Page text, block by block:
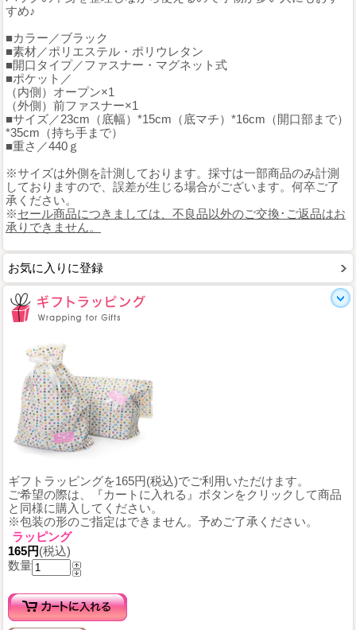
すめ♪
■カラー／ブラック
■素材／ポリエステル・ポリウレタン
■開口タイプ／ファスナー・マグネット式
■ポケット／
（内側）オープン×1
（外側）前ファスナー×1
■サイズ／23cm（底幅）*15cm（底マチ）*16cm（開口部まで）
*35cm（持ち手まで）
■重さ／440ｇ
※サイズは外側を計測しております。採寸は一部商品のみ計測
しておりますので、誤差が生じる場合がございます。何卒ご了
承ください。
※セール商品につきましては、不良品以外のご交換･ご返品はお
承りできません。
お気に入りに登録
ギフトラッピングを165円(税込)でご利用いただけます。
ご希望の際は、『カートに入れる』ボタンをクリックして商品
と同様に購入してください。
※包装の形のご指定はできません。予めご了承ください。
ラッピング
165円(税込)
数量